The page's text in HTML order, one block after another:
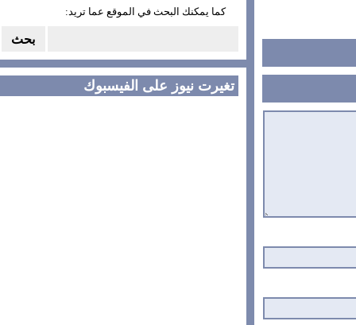
كما يمكنك البحث في الموقع عما تريد:
تغيرت نيوز على الفيسبوك